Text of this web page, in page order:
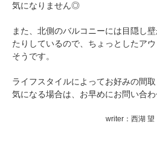
気になりません◎
また、北側のバルコニーには目隠し
たりしているので、ちょっとしたア
そうです。
ライフスタイルによってお好みの間
気になる場合は、お早めにお問い合わ
writer：西湖